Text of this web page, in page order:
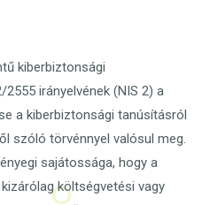
kiberbiztonsági
irányelvének (NIS 2) a
a kiberbiztonsági tanúsításról
szóló törvénnyel valósul meg.
sajátossága, hogy a
költségvetési vagy